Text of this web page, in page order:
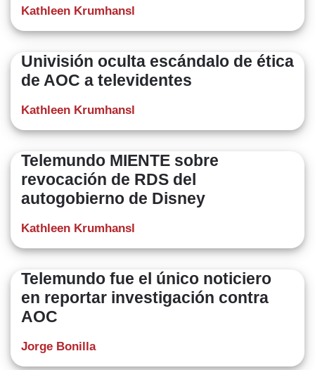
Kathleen Krumhansl
Univisión oculta escándalo de ética
de AOC a televidentes
Kathleen Krumhansl
Telemundo MIENTE sobre
revocación de RDS del
autogobierno de Disney
Kathleen Krumhansl
Telemundo fue el único noticiero
en reportar investigación contra
AOC
Jorge Bonilla